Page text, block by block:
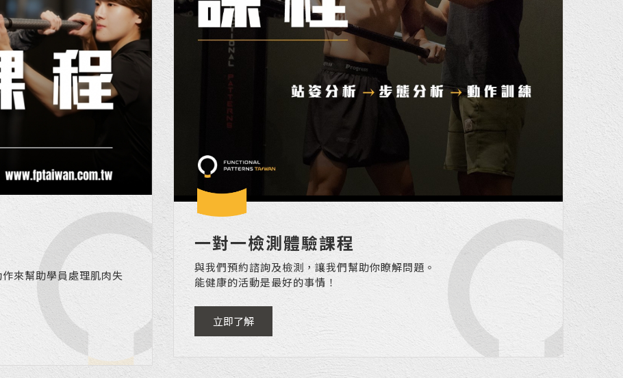
來幫助學員處理肌肉失
一對一檢測體驗課程
與我們預約諮詢及檢測，讓我們幫助你瞭解問題。
能健康的活動是最好的事情！
立即了解